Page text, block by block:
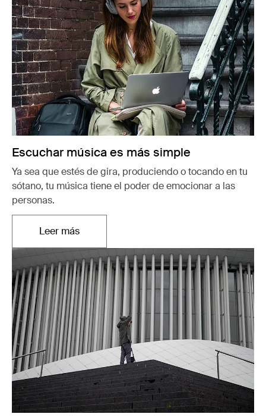
Escuchar música es más simple
Ya sea que estés de gira, produciendo o tocando en tu
sótano, tu música tiene el poder de emocionar a las
personas.
Leer másSe abre en una nueva pestaña